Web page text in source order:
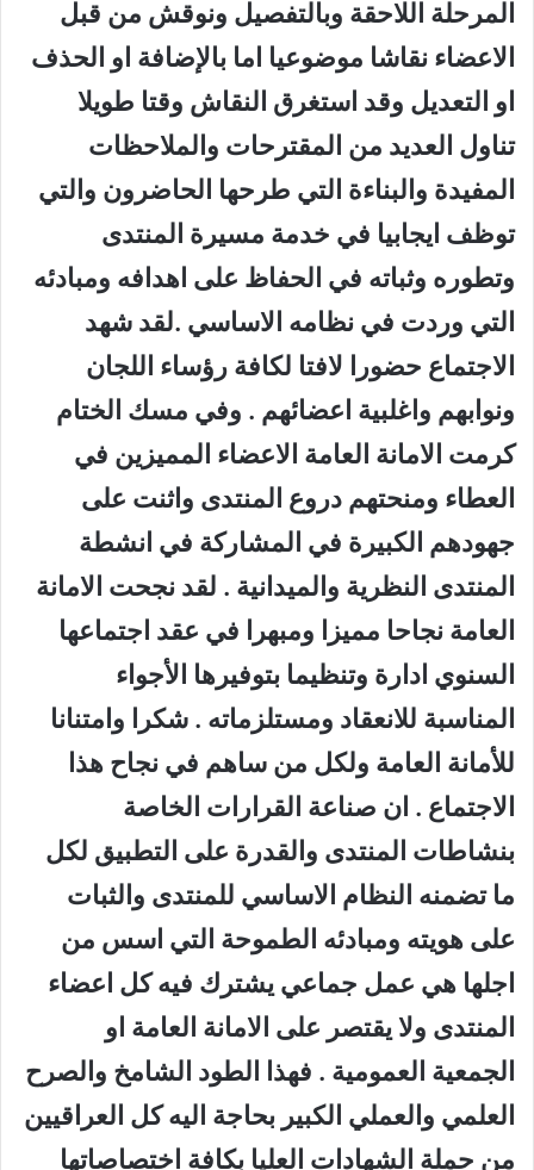
المرحلة اللاحقة وبالتفصيل ونوقش من قبل
الاعضاء نقاشا موضوعيا اما بالإضافة او الحذف
او التعديل وقد استغرق النقاش وقتا طويلا
تناول العديد من المقترحات والملاحظات
المفيدة والبناءة التي طرحها الحاضرون والتي
توظف ايجابيا في خدمة مسيرة المنتدى
وتطوره وثباته في الحفاظ على اهدافه ومبادئه
التي وردت في نظامه الاساسي .لقد شهد
الاجتماع حضورا لافتا لكافة رؤساء اللجان
ونوابهم واغلبية اعضائهم . وفي مسك الختام
كرمت الامانة العامة الاعضاء المميزين في
العطاء ومنحتهم دروع المنتدى واثنت على
جهودهم الكبيرة في المشاركة في انشطة
المنتدى النظرية والميدانية . لقد نجحت الامانة
العامة نجاحا مميزا ومبهرا في عقد اجتماعها
السنوي ادارة وتنظيما بتوفيرها الأجواء
المناسبة للانعقاد ومستلزماته . شكرا وامتنانا
للأمانة العامة ولكل من ساهم في نجاح هذا
الاجتماع . ان صناعة القرارات الخاصة
بنشاطات المنتدى والقدرة على التطبيق لكل
ما تضمنه النظام الاساسي للمنتدى والثبات
على هويته ومبادئه الطموحة التي اسس من
اجلها هي عمل جماعي يشترك فيه كل اعضاء
المنتدى ولا يقتصر على الامانة العامة او
الجمعية العمومية . فهذا الطود الشامخ والصرح
العلمي والعملي الكبير بحاجة اليه كل العراقيين
من حملة الشهادات العليا بكافة اختصاصاتها